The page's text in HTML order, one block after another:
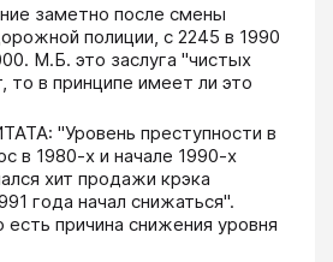
полиции, с 2245 в 1990
М.Б. это заслуга "чистых
то в принципе имеет ли это
в 1980-х и начале 1990-х
хит продажи крэка
года начал снижаться".
причина снижения уровня